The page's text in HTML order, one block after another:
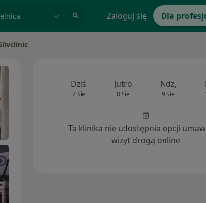
Zaloguj się Dla
Dziś
7 Sie
Jutro
8 Sie
Ndz,
9 Sie
Ta klinika nie udostępnia opcji
wizyt drogą online